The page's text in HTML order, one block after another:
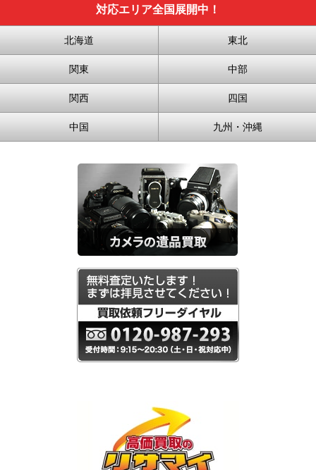
対応エリア全国展開中！
北海道 東北
関東 中部
関西 四国
中国 九州・沖縄